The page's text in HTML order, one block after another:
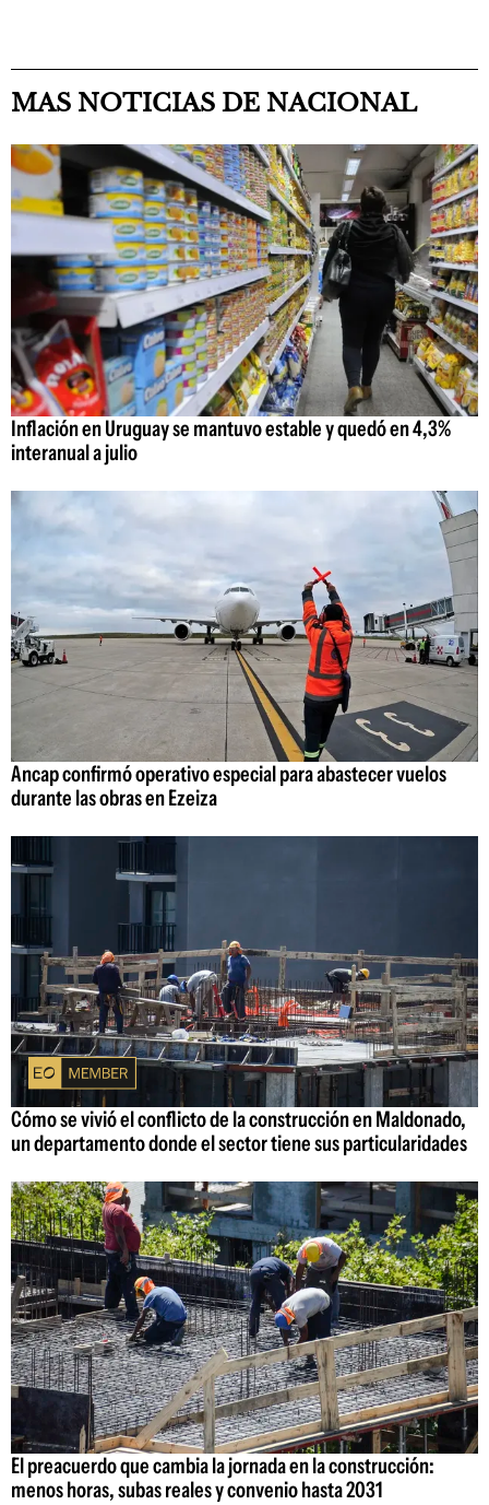
MAS NOTICIAS DE NACIONAL
Inflación en Uruguay se mantuvo estable y quedó en 4,3%
interanual a julio
Ancap confirmó operativo especial para abastecer vuelos
durante las obras en Ezeiza
Cómo se vivió el conflicto de la construcción en Maldonado,
un departamento donde el sector tiene sus particularidades
El preacuerdo que cambia la jornada en la construcción:
menos horas, subas reales y convenio hasta 2031